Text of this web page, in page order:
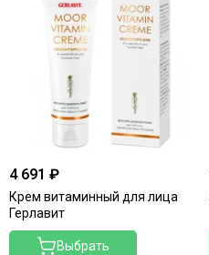
4 691 ₽
Крем витаминный для лица
Герлавит
Выбрать